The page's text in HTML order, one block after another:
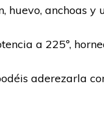
huevo, anchoas y
a 225º,
aderezarla